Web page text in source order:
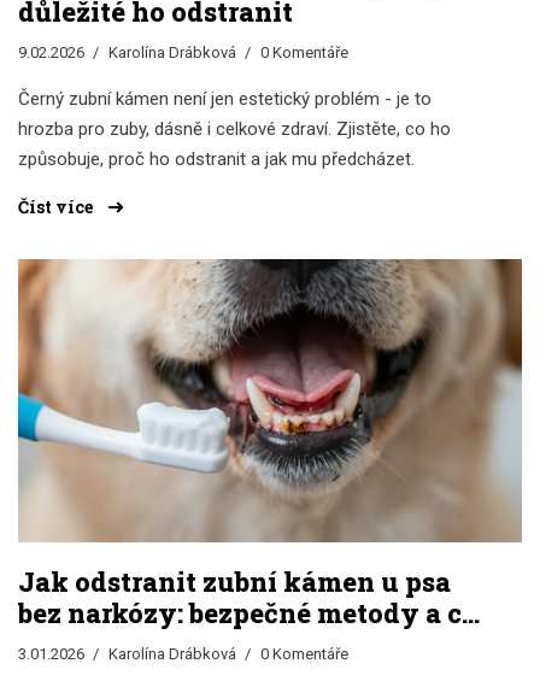
důležité ho odstranit
9.02.2026 Karolína Drábková 0 Komentáře
Černý zubní kámen není jen estetický problém - je to
hrozba pro zuby, dásně i celkové zdraví. Zjistěte, co ho
způsobuje, proč ho odstranit a jak mu předcházet.
Číst více
Jak odstranit zubní kámen u psa
bez narkózy: bezpečné metody a co
vůbec funguje
3.01.2026 Karolína Drábková 0 Komentáře